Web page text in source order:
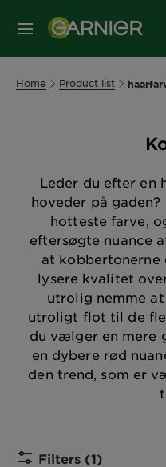
MENU
Home Product list
Leder du efter en
hoveder på
hotteste farve,
eftersøgte nuance
at kobbertonerne
lysere kvalitet
utrolig nemme
utroligt flot til de
du vælger en mere
en dybere rød
den trend, som er
Filters (1)